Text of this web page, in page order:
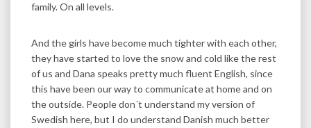
family. On all levels.
And the girls have become much tighter with each other,
they have started to love the snow and cold like the rest
of us and Dana speaks pretty much fluent English, since
this have been our way to communicate at home and on
the outside. People don´t understand my version of
Swedish here, but I do understand Danish much better